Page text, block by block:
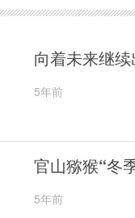
向着未来继
5年前
官山猕猴“冬
5年前